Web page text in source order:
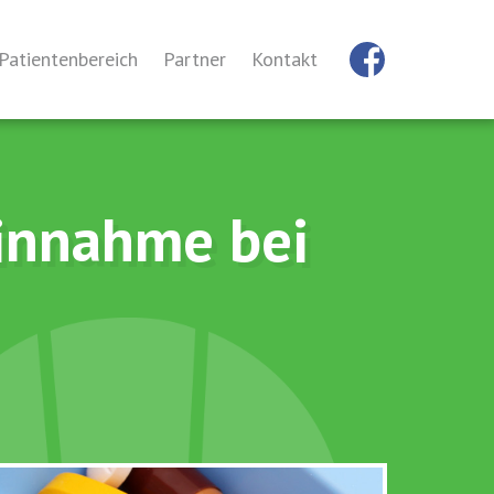
Patientenbereich Partner Kontakt
bei